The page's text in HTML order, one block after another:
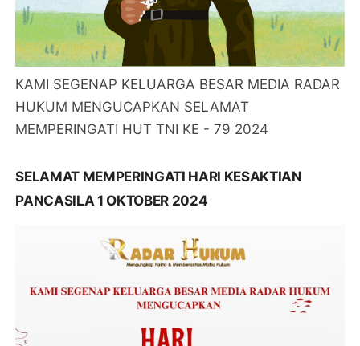
KAMI SEGENAP KELUARGA BESAR MEDIA RADAR
HUKUM MENGUCAPKAN SELAMAT
MEMPERINGATI HUT TNI KE - 79 2024
SELAMAT MEMPERINGATI HARI KESAKTIAN
PANCASILA 1 OKTOBER 2024